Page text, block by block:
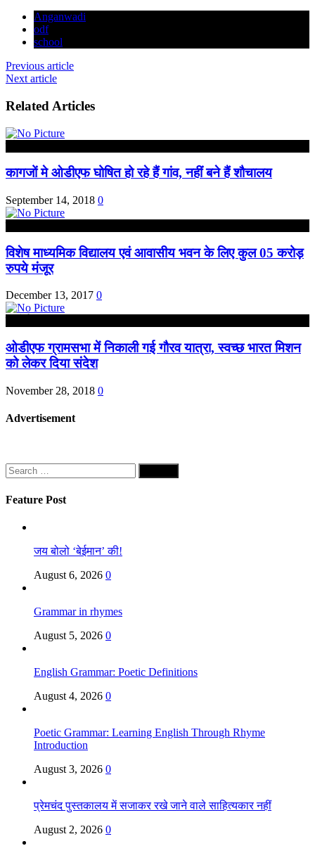
Anganwadi
odf
school
Previous article
Next article
Related Articles
कागजों मे ओडीएफ घोषित हो रहे हैं गांव, नहीं बने हैं शौचालय
September 14, 2018 0
विशेष माध्यमिक विद्यालय एवं आवासीय भवन के लिए कुल 05 करोड़
रुपये मंजूर
December 13, 2017 0
ओडीएफ ग्रामसभा में निकाली गई गौरव यात्रा, स्वच्छ भारत मिशन
को लेकर दिया संदेश
November 28, 2018 0
Advertisement
Search
for:
Feature Post
जय बोलो ‘बेईमान’ की!
August 6, 2026 0
Grammar in rhymes
August 5, 2026 0
English Grammar: Poetic Definitions
August 4, 2026 0
Poetic Grammar: Learning English Through Rhyme
Introduction
August 3, 2026 0
प्रेमचंद पुस्तकालय में सजाकर रखे जाने वाले साहित्यकार नहीं
August 2, 2026 0